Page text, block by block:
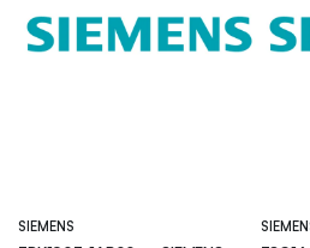
SIEMENS